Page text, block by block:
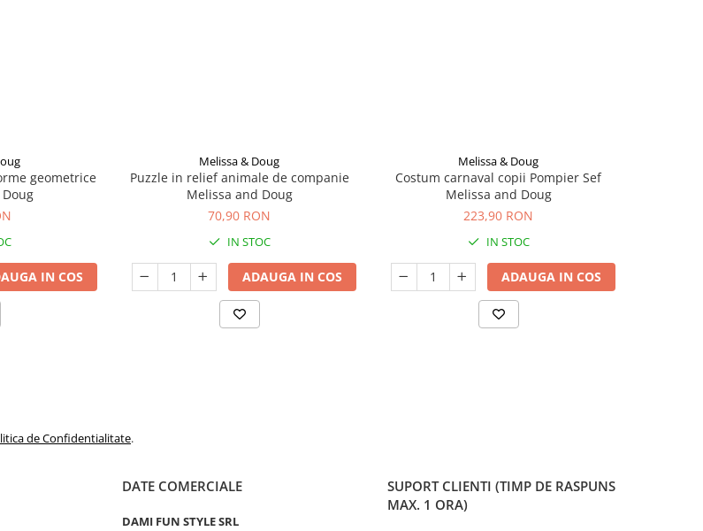
geometrice
IN COS
Melissa & Doug
Puzzle in relief animale de companie
Melissa and Doug
70,90 RON
IN STOC
ADAUGA IN COS
Melissa & Doug
Costum carnaval copii Pompier Sef
Melissa and Doug
223,90 RON
IN STOC
ADAUGA IN COS
de Confidentialitate.
DATE COMERCIALE
DAMI FUN STYLE SRL
SUPORT CLIENTI (TIMP DE RASPUNS
MAX. 1 ORA)